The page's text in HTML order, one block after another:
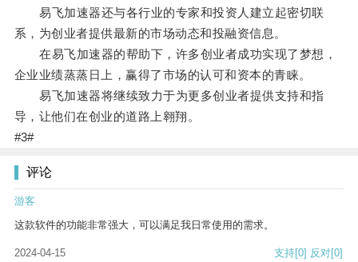
易飞加速器还与各行业的专家和投资人建立起密切联
系，为创业者提供最新的市场动态和投融资信息。
在易飞加速器的帮助下，许多创业者成功实现了梦想，
企业业绩蒸蒸日上，赢得了市场的认可和资本的青睐。
易飞加速器将继续致力于为更多创业者提供支持和指
导，让他们在创业的道路上翱翔。
#3#
评论
游客
这款软件的功能非常强大，可以满足我日常使用的需求。
2024-04-15 支持[0] 反对[0]